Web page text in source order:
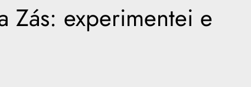
Zás: experimentei e